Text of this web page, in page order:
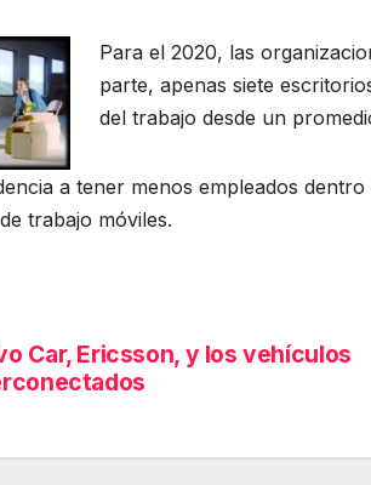
Para el 2020, las
parte, apenas siete
del trabajo desde un
a tener menos empleados
trabajo móviles.
Car, Ericsson, y los vehículos